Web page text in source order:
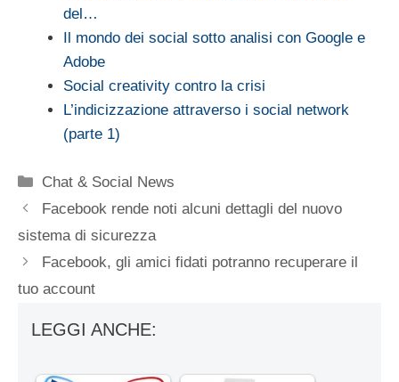
del…
Il mondo dei social sotto analisi con Google e
Adobe
Social creativity contro la crisi
L’indicizzazione attraverso i social network
(parte 1)
Categorie
Chat & Social News
Facebook rende noti alcuni dettagli del nuovo
sistema di sicurezza
Facebook, gli amici fidati potranno recuperare il
tuo account
LEGGI ANCHE: